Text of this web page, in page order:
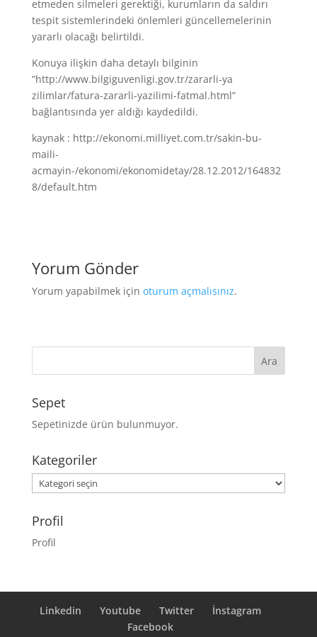
etmeden silmeleri gerektiği, kurumların da saldırı
tespit sistemlerindeki önlemleri güncellemelerinin
yararlı olacağı belirtildi.
Konuya ilişkin daha detaylı bilginin
”http://www.bilgiguvenligi.gov.tr/zararli-ya
zilimlar/fatura-zararli-yazilimi-fatmal.html”
bağlantısında yer aldığı kaydedildi.
kaynak : http://ekonomi.milliyet.com.tr/sakin-bu-
maili-
acmayin-/ekonomi/ekonomidetay/28.12.2012/164832
8/default.htm
Yorum Gönder
Yorum yapabilmek için oturum açmalısınız.
Sepet
Sepetinizde ürün bulunmuyor.
Kategoriler
Kategoriler
Profil
Profil
Linkedin Youtube Twitter
İnstagram
Facebook